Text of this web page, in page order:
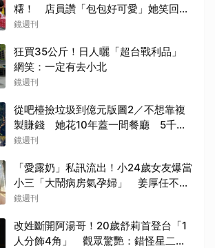
糬！ 店員讚「包包好可愛」她笑回：
我自己做的
鏡週刊
狂買35公斤！日人曬「超台戰利品」
網笑：一定有去小北
鏡週刊
從吧檯撿垃圾到億元版圖2／不想靠複
製賺錢 她花10年蓋一間餐廳 5千萬
埋在地下瀕臨破產
鏡週刊
「愛露奶」私訊流出！小24歲女友爆當
小三「大鬧病房氣孕婦」 姜厚任不忍
回應了
鏡週刊
改姓斷開阿湯哥！20歲舒莉首登台「1
人分飾4角」 觀眾驚艷：錯怪星二代